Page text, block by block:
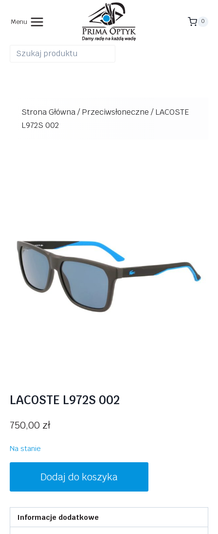
Menu 0
Strona Główna/Przeciwsłoneczne /LACOSTE
L972S 002
LACOSTE L972S 002
750,00 zł
Na stanie
LACOSTE
L972S
002
Dodaj do koszyka
Informacje dodatkowe